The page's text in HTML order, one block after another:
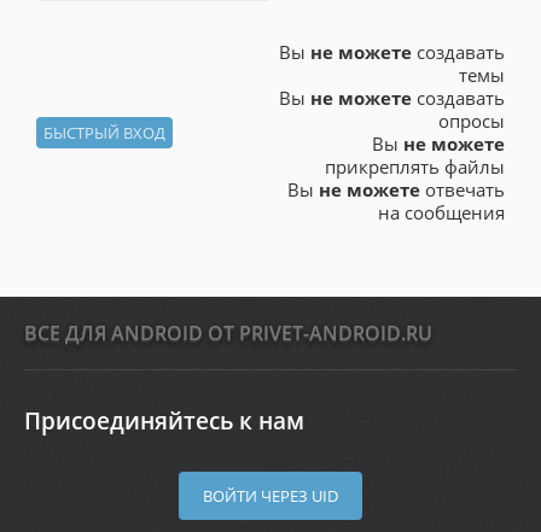
Вы не можете создавать
темы
Вы не можете создавать
опросы
Вы не можете
прикреплять файлы
Вы не можете отвечать
на сообщения
ВСЕ ДЛЯ ANDROID ОТ PRIVET-ANDROID.RU
Присоединяйтесь к нам
ВОЙТИ ЧЕРЕЗ UID